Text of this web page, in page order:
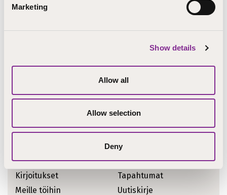
Marketing
Show details
Allow all
Allow selection
Deny
Ajankohtaiset asiat
Tiedotteet
Kirjoitukset
Meille töihin
STEPcast
STEPblogi
Tapahtumat
Uutiskirje